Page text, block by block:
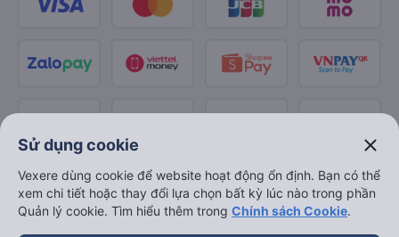
Sử dụng cookie close
Vexere dùng cookie để website hoạt động ổn định. Bạn có thể
xem chi tiết hoặc thay đổi lựa chọn bất kỳ lúc nào trong phần
Quản lý cookie. Tìm hiểu thêm trong Chính sách Cookie.